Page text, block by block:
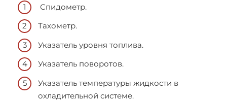
Спидометр.
Тахометр.
Указатель уровня топлива.
Указатель поворотов.
Указатель температуры жидкости в
охладительной системе.